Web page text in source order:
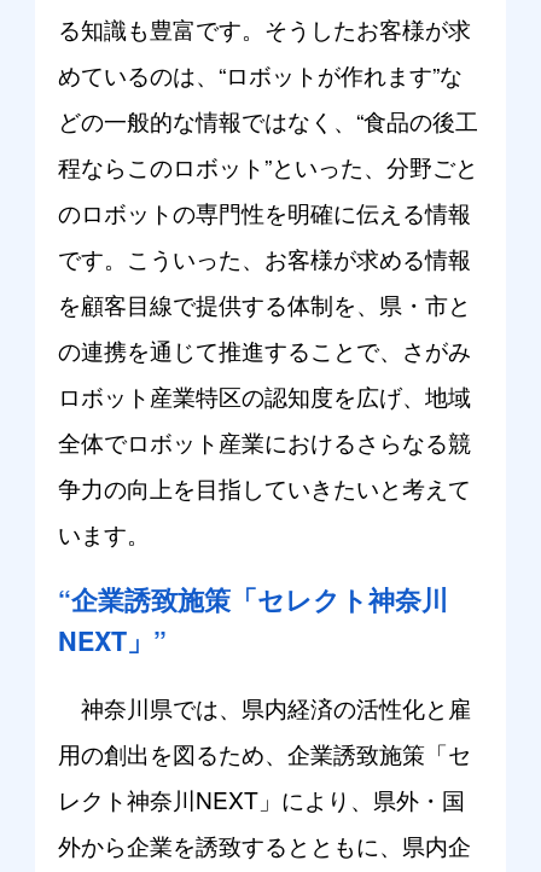
る知識も豊富です。そうしたお客様が求
めているのは、“ロボットが作れます”な
どの一般的な情報ではなく、“食品の後工
程ならこのロボット”といった、分野ごと
のロボットの専門性を明確に伝える情報
です。こういった、お客様が求める情報
を顧客目線で提供する体制を、県・市と
の連携を通じて推進することで、さがみ
ロボット産業特区の認知度を広げ、地域
全体でロボット産業におけるさらなる競
争力の向上を目指していきたいと考えて
います。
“企業誘致施策「セレクト神奈川
NEXT」”
神奈川県では、県内経済の活性化と雇
用の創出を図るため、企業誘致施策「セ
レクト神奈川NEXT」により、県外・国
外から企業を誘致するとともに、県内企